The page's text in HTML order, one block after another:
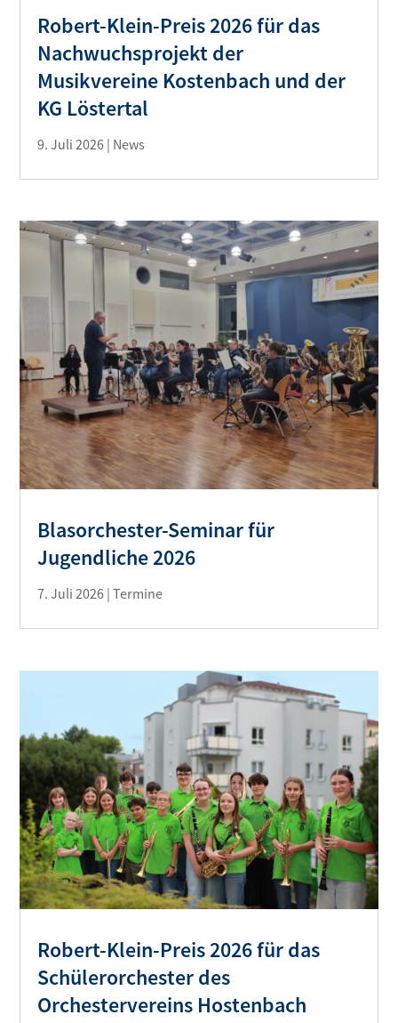
Robert-Klein-Preis 2026 für das
Nachwuchsprojekt der
Musikvereine Kostenbach und der
KG Löstertal
9. Juli 2026 | News
Blasorchester-Seminar für
Jugendliche 2026
7. Juli 2026 |Termine
Robert-Klein-Preis 2026 für das
Schülerorchester des
Orchestervereins Hostenbach